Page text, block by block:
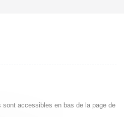
accessibles en bas de la page de